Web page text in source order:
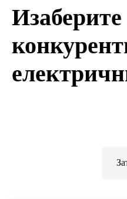
Изаберите